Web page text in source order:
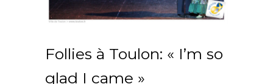
Follies à Toulon: « I’m so
glad I came »